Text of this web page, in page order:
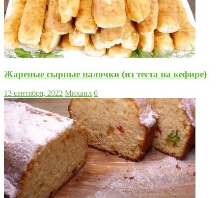
Жареные сырные палочки (из теста на кефире)
13 сентября, 2022 Михаил 0